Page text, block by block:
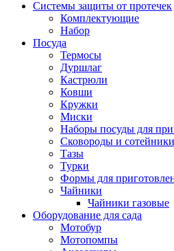
Системы защиты от протечек
Комплектующие
Набор
Посуда
Термосы
Дуршлаг
Кастрюли
Ковши
Кружки
Миски
Наборы посуды для
Сковороды и сотейники
Тазы
Турки
Формы для
Чайники
Чайники газовые
Оборудование для сада
Мотобур
Мотопомпы